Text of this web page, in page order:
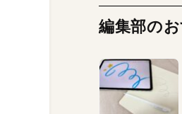
編集部の